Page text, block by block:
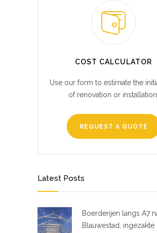
COST CALCULATOR
Use our form to estimate the
of renovation or installation.
REQUEST A QUOTE
Latest Posts
Boerderijen langs A7
Blauwestad, ingezakte